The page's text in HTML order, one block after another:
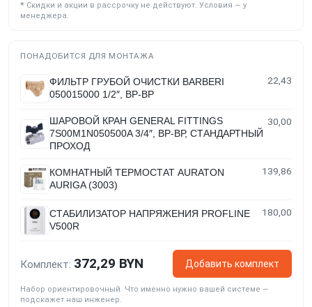
* Скидки и акции в рассрочку не действуют. Условия — у
менеджера.
ПОНАДОБИТСЯ ДЛЯ МОНТАЖА
ФИЛЬТР ГРУБОЙ ОЧИСТКИ BARBERI
050015000 1/2″, ВР-ВР
22,43
ШАРОВОЙ КРАН GENERAL FITTINGS
7S00M1N050500A 3/4″, ВР-ВР, СТАНДАРТНЫЙ
ПРОХОД
30,00
КОМНАТНЫЙ ТЕРМОСТАТ AURATON
AURIGA (3003)
139,86
СТАБИЛИЗАТОР НАПРЯЖЕНИЯ PROFLINE
V500R
180,00
Комплект: 372,29 BYN Добавить комплект
Набор ориентировочный. Что именно нужно вашей системе —
подскажет наш инженер.